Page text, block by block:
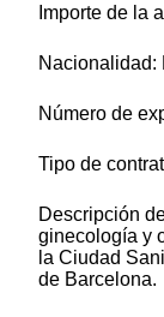
Importe de la
Nacionalidad:
Número de
Tipo de
Descripción
ginecología y
la Ciudad
de Barcelona.